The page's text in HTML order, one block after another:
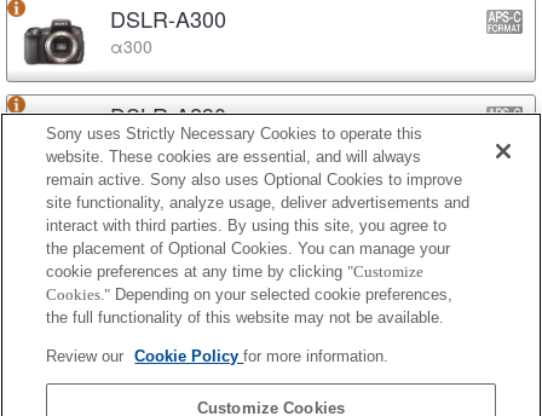
DSLR-A300
α300
DSLR-A290
α290
DSLR-A230
α230
DSLR-A200
DSLR-A100
Sony uses Strictly Necessary Cookies to operate this
website. These cookies are essential, and will always
remain active. Sony also uses Optional Cookies to improve
site functionality, analyze usage, deliver advertisements and
interact with third parties. By using this site, you agree to
the placement of Optional Cookies. You can manage your
cookie preferences at any time by clicking "Customize
Cookies." Depending on your selected cookie preferences,
the full functionality of this website may not be available.
Review our Cookie Policyfor more information.
Customize Cookies